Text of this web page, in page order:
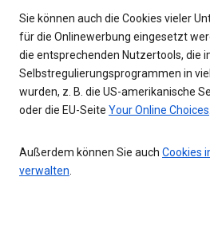
Sie können auch die Cookies vieler
für die Onlinewerbung eingesetzt
die entsprechenden Nutzertools, die
Selbstregulierungsprogrammen in
wurden, z. B. die US-amerikanische
oder die EU-Seite Your Online Choices.
Außerdem können Sie auch Cookies
verwalten.